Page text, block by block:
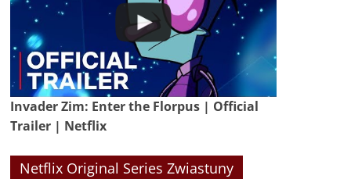
Invader Zim: Enter the Florpus | Official
Trailer | Netflix
Netflix Original Series Zwiastuny